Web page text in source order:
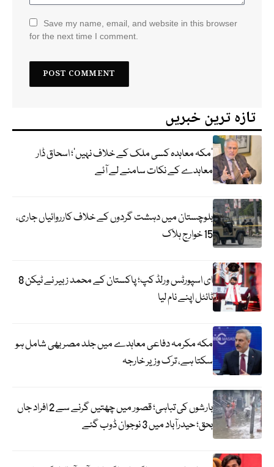
Save my name, email, and website in this browser
for the next time I comment.
تازہ ترین خبریں
‘مکہ معاہدہ کسی ملک کے خلاف نہیں’؛ اسحاق ڈار
معاہدے کے نکات سامنے لے آئے
بلوچستان میں دہشت گردوں کے خلاف کارروائیاں جاری،
15 خوارج ہلاک
ای اسپورٹس ورلڈ کپ؛ پاکستان کے محمد زبیر نے ٹیکن 8
ٹائٹل اپنے نام لیا
مکہ مکرمہ دفاعی معاہدے میں جلد مصر بھی شامل ہو
سکتا ہے، ترک وزیر خارجہ
بارشوں کی تباہی؛ قصور میں چھتیں گرنے سے 2 افراد جاں
بحق؛ حیدرآباد میں 3 نوجوان ڈوب گئے